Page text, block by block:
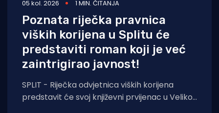
05 kol. 2026 1 MIN. ČITANJA
Poznata riječka pravnica
viških korijena u Splitu će
predstaviti roman koji je već
zaintrigirao javnost!
SPLIT - Riječka odvjetnica viških korijena
predstavit će svoj književni prvijenac u Velikoj